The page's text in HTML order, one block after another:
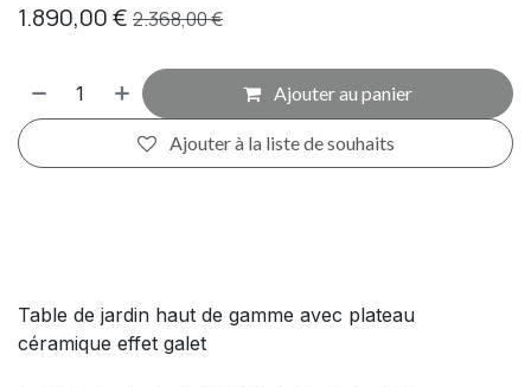
1.890,00€ 2.368,00€
Ajouter au panier
Ajouter à la liste de souhaits
Table de jardin haut de gamme avec plateau
céramique effet galet